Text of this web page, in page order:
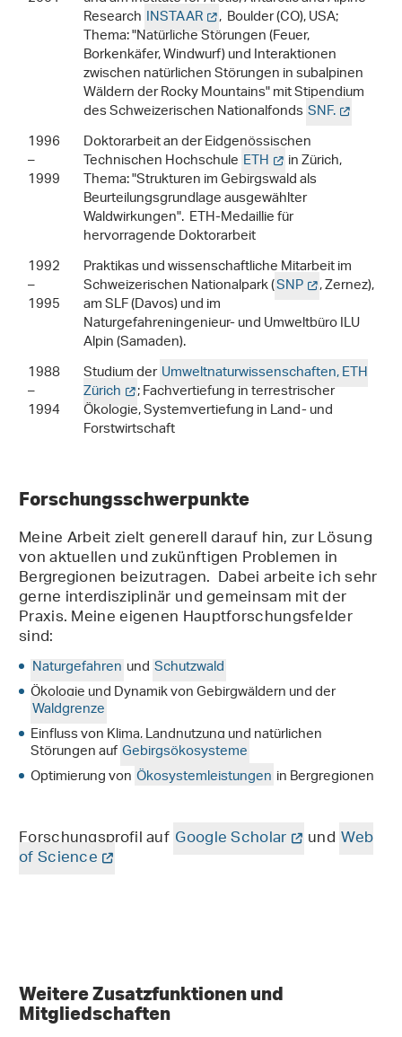
Research INSTAAR , Boulder (CO), USA;
Thema: "Natürliche Störungen (Feuer,
Borkenkäfer, Windwurf) und Interaktionen
zwischen natürlichen Störungen in subalpinen
Wäldern der Rocky Mountains" mit Stipendium
des Schweizerischen NationalfondsSNF.
1996
–
1999
Doktorarbeit an der Eidgenössischen
Technischen Hochschule ETH in Zürich,
Thema: "Strukturen im Gebirgswald als
Beurteilungsgrundlage ausgewählter
Waldwirkungen". ETH-Medaillie für
hervorragende Doktorarbeit
1992
–
1995
Praktikas und wissenschaftliche Mitarbeit im
Schweizerischen Nationalpark (SNP , Zernez),
am SLF (Davos) und im
Naturgefahreningenieur- und Umweltbüro ILU
Alpin (Samaden).
1988
–
1994
Studium derUmweltnaturwissenschaften, ETH
Zürich ; Fachvertiefung in terrestrischer
Ökologie, Systemvertiefung in Land- und
Forstwirtschaft
Forschungsschwerpunkte
Meine Arbeit zielt generell darauf hin, zur Lösung
von aktuellen und zukünftigen Problemen in
Bergregionen beizutragen. Dabei arbeite ich sehr
gerne interdisziplinär und gemeinsam mit der
Praxis. Meine eigenen Hauptforschungsfelder
sind:
Naturgefahren undSchutzwald
Ökologie und Dynamik von Gebirgwäldern und der
Waldgrenze
Einfluss von Klima, Landnutzung und natürlichen
Störungen aufGebirgsökosysteme
Optimierung vonÖkosystemleistungen in Bergregionen
Forschungsprofil aufGoogle Scholar und Web
of Science
Weitere Zusatzfunktionen und
Mitgliedschaften